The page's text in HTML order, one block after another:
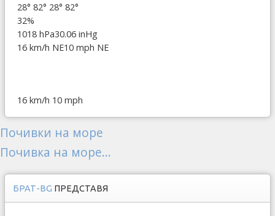
28° 82° 28° 82°
32%
1018 hPa30.06 inHg
16 km/h NE10 mph NE
16 km/h 10 mph
Почивки на море
Почивка на море...
БРАТ-BG ПРЕДСТАВЯ